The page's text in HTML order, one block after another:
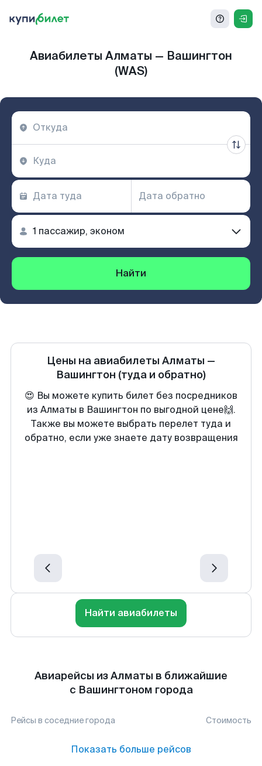
Авиабилеты Алматы — Вашингтон
(WAS)
Найти
Цены на авиабилеты Алматы —
Вашингтон (туда и обратно)
😍 Вы можете купить билет без посредников
из Алматы в Вашингтон по выгодной цене🙌.
Также вы можете выбрать перелет туда и
обратно, если уже знаете дату возвращения
Найти авиабилеты
Авиарейсы из Алматы в ближайшие
с Вашингтоном города
Рейсы в соседние города Стоимость
Показать больше рейсов